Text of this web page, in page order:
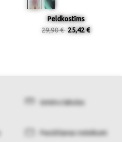
Peldkostīms
29,90 € 25,42 €
Izmēru tabulas
Pasūtīšanas noteikumi